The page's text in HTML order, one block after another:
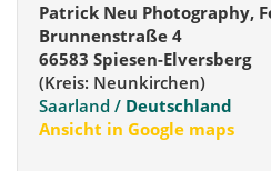
Patrick Neu Photography,
Brunnenstraße 4
66583 Spiesen-Elversberg
(Kreis: Neunkirchen)
Saarland / Deutschland
Ansicht in Google maps